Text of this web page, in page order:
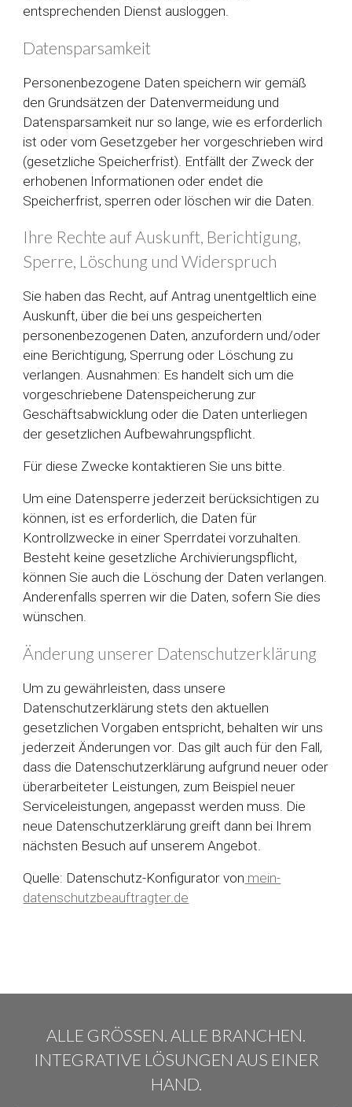
entsprechenden Dienst ausloggen.
Datensparsamkeit
Personenbezogene Daten speichern wir gemäß
den Grundsätzen der Datenvermeidung und
Datensparsamkeit nur so lange, wie es erforderlich
ist oder vom Gesetzgeber her vorgeschrieben wird
(gesetzliche Speicherfrist). Entfällt der Zweck der
erhobenen Informationen oder endet die
Speicherfrist, sperren oder löschen wir die Daten.
Ihre Rechte auf Auskunft, Berichtigung,
Sperre, Löschung und Widerspruch
Sie haben das Recht, auf Antrag unentgeltlich eine
Auskunft, über die bei uns gespeicherten
personenbezogenen Daten, anzufordern und/oder
eine Berichtigung, Sperrung oder Löschung zu
verlangen. Ausnahmen: Es handelt sich um die
vorgeschriebene Datenspeicherung zur
Geschäftsabwicklung oder die Daten unterliegen
der gesetzlichen Aufbewahrungspflicht.
Für diese Zwecke kontaktieren Sie uns bitte.
Um eine Datensperre jederzeit berücksichtigen zu
können, ist es erforderlich, die Daten für
Kontrollzwecke in einer Sperrdatei vorzuhalten.
Besteht keine gesetzliche Archivierungspflicht,
können Sie auch die Löschung der Daten verlangen.
Anderenfalls sperren wir die Daten, sofern Sie dies
wünschen.
Änderung unserer Datenschutzerklärung
Um zu gewährleisten, dass unsere
Datenschutzerklärung stets den aktuellen
gesetzlichen Vorgaben entspricht, behalten wir uns
jederzeit Änderungen vor. Das gilt auch für den Fall,
dass die Datenschutzerklärung aufgrund neuer oder
überarbeiteter Leistungen, zum Beispiel neuer
Serviceleistungen, angepasst werden muss. Die
neue Datenschutzerklärung greift dann bei Ihrem
nächsten Besuch auf unserem Angebot.
Quelle: Datenschutz-Konfigurator von mein-
datenschutzbeauftragter.de
ALLE GRÖSSEN. ALLE BRANCHEN.
INTEGRATIVE LÖSUNGEN AUS EINER
HAND.